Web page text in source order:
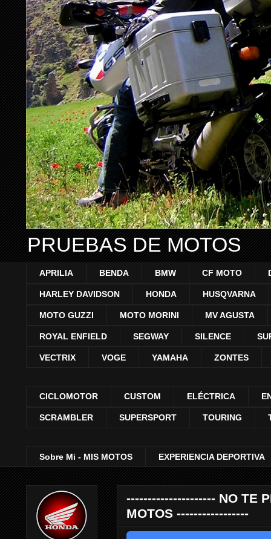
PRUEBAS DE MOTOS
APRILIA BENDA BMW CF MOTO
HARLEY DAVIDSON HONDA HUSQVARNA
MOTO GUZZI MOTO MORINI MV AGUSTA
ROYAL ENFIELD SEGWAY SILENCE
VECTRIX VOGE YAMAHA ZONTES
CICLOMOTOR CUSTOM ELÉCTRICA
SCRAMBLER SUPERSPORT TOURING
Sobre Mi - MIS MOTOS EXPERIENCIA DEPORTIVA
--------------------- NO TE
MOTOS -----------------